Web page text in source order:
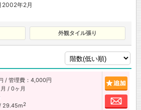
2002年2月
外観タイル張り
/ 管理費：4,000円
/ 0ヶ月
29.45m2
お